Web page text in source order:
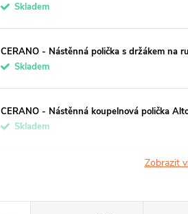
Skladem
CERANO - Nástěnná polička s držákem na
Skladem
CERANO - Nástěnná koupelnová polička
Skladem
Zobrazit